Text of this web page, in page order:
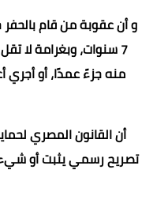
7 سنوات، وبغرامة لا
منه جزءً عمدًا، أو أجري
تصريح رسمي يثبت أو